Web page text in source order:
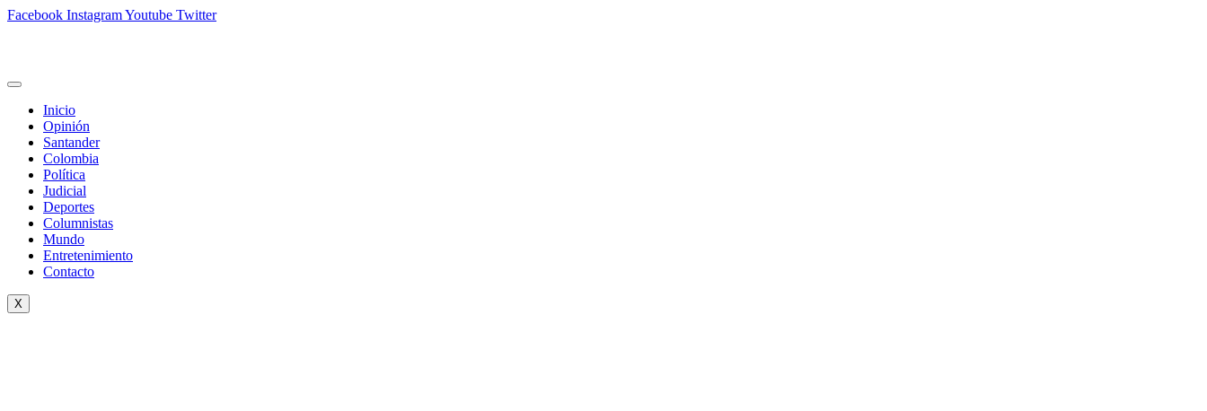
Facebook InstagramYoutube Twitter
Inicio
Opinión
Santander
Colombia
Política
Judicial
Deportes
Columnistas
Mundo
Entretenimiento
Contacto
X